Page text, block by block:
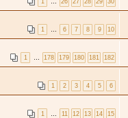
1 6 7 8 9 10
1 178 179 180 181 182
1 2 3 4 5 6
1 11 12 13 14 15